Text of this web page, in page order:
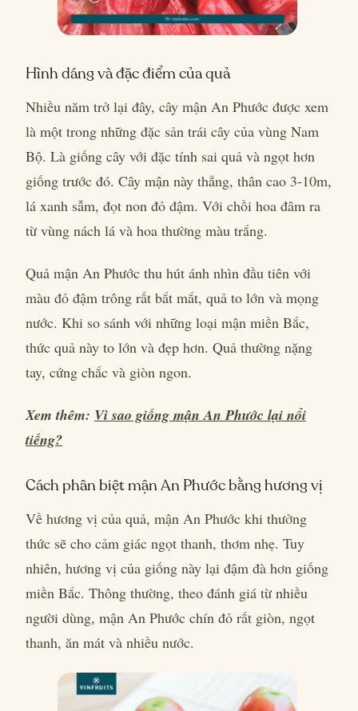
Hình dáng và đặc điểm của quả
Nhiều năm trở lại đây, cây mận An Phước được xem
là một trong những đặc sản trái cây của vùng Nam
Bộ. Là giống cây với đặc tính sai quả và ngọt hơn
giống trước đó. Cây mận này thẳng, thân cao 3-10m,
lá xanh sẫm, đọt non đỏ đậm. Với chồi hoa đâm ra
từ vùng nách lá và hoa thường màu trắng.
Quả mận An Phước thu hút ánh nhìn đầu tiên với
màu đỏ đậm trông rất bắt mắt, quả to lớn và mọng
nước. Khi so sánh với những loại mận miền Bắc,
thức quả này to lớn và đẹp hơn. Quả thường nặng
tay, cứng chắc và giòn ngon.
Xem thêm: Vì sao giống mận An Phước lại nổi
tiếng?
Cách phân biệt mận An Phước bằng hương vị
Về hương vị của quả, mận An Phước khi thưởng
thức sẽ cho cảm giác ngọt thanh, thơm nhẹ. Tuy
nhiên, hương vị của giống này lại đậm đà hơn giống
miền Bắc. Thông thường, theo đánh giá từ nhiều
người dùng, mận An Phước chín đỏ rất giòn, ngọt
thanh, ăn mát và nhiều nước.